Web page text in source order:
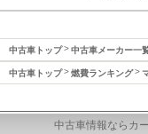
中古車トップ 中古車メーカー一
中古車トップ 燃費ランキング
中古車情報ならカ